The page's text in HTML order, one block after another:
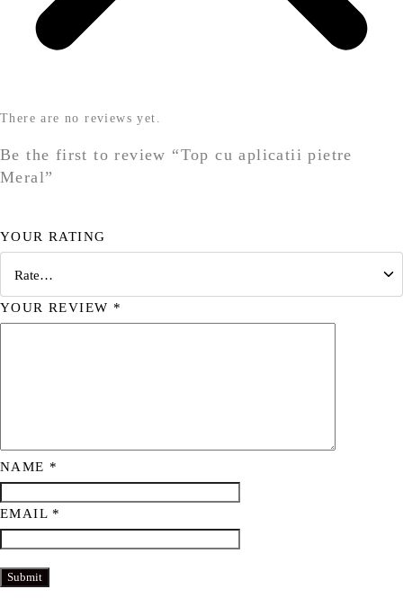
There are no reviews yet.
Be the first to review “Top cu aplicatii pietre
Meral”
YOUR RATING
YOUR REVIEW *
NAME *
EMAIL *